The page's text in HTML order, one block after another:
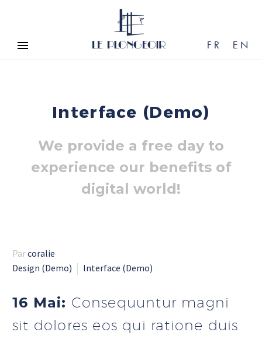
FR EN
Interface (Demo)
We provide a free day to
experience our benefits of
digital world!
Parcoralie
Design (Demo)
Interface (Demo)
16 Mai: Consequuntur magni
sit dolores eos qui ratione duis